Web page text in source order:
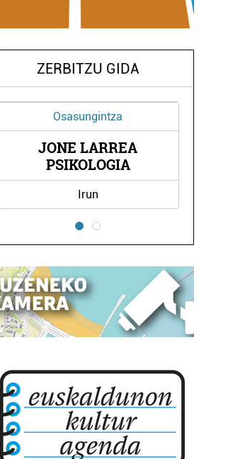
ZERBITZU GIDA
Osasungintza
JONE LARREA
PSIKOLOGIA